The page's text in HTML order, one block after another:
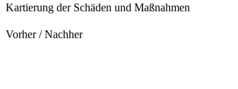
Kartierung der Schäden und Maßnahmen
Vorher / Nachher